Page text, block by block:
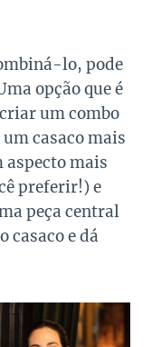
lo, pode
opção que é
um combo
casaco mais
aspecto mais
preferir!) e
peça central
casaco e dá